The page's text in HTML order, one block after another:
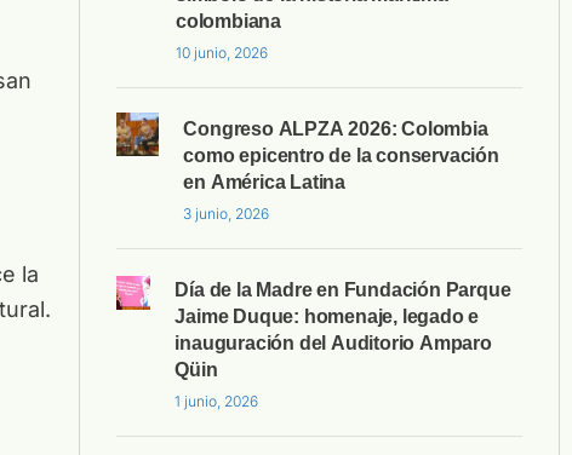
la
colombiana
10 junio, 2026
Congreso ALPZA 2026: Colombia
como epicentro de la conservación
en América Latina
3 junio, 2026
Día de la Madre en Fundación Parque
Jaime Duque: homenaje, legado e
inauguración del Auditorio Amparo
Qüin
1 junio, 2026